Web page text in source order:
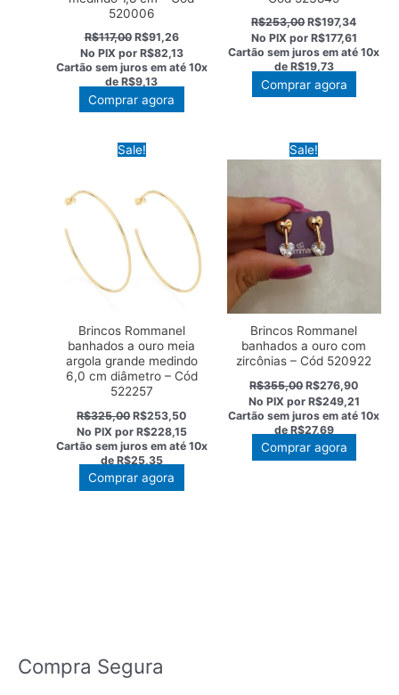
520006
R$117,00 O
preço
original
era:
R$117,00.
R$91,26O
preço
atual
é:
R$91,26.
No PIX por R$82,13
Cartão sem juros em até 10x
de R$9,13
Comprar agora
R$253,00O
preço
original
era:
R$253,00.
R$197,34
preço
atual
é:
No PIX por R$177,61
Cartão sem juros em até10x
deR$19,73
Comprar agora
Sale!
Brincos Rommanel
banhados a ouro meia
argola grande medindo
6,0 cm diâmetro – Cód
522257
R$325,00O
preço
original
era:
R$325,00.
R$253,50O
preço
atual
é:
No PIX por R$228,15
Cartão sem juros em até 10x
deR$25,35
Comprar agora
Sale!
Brincos Rommanel
banhados a ouro com
zircônias – Cód 520922
R$355,00O
preço
original
era:
R$355,00.
R$276,90O
preço
atual
é:
No PIX por R$249,21
Cartão sem juros em até10x
deR$27,69
Comprar agora
Compra Segura